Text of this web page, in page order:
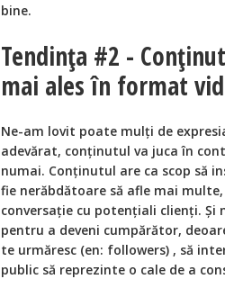
bine.
Tendința #2 -
mai ales în format
Ne-am lovit poate mulți de
adevărat, conținutul va juca în
numai. Conținutul are ca scop să
fie nerăbdătoare să afle mai
conversație cu potențiali clienți. Și
pentru a deveni cumpărător,
te urmăresc (en: followers) , să
public să reprezinte o cale de a